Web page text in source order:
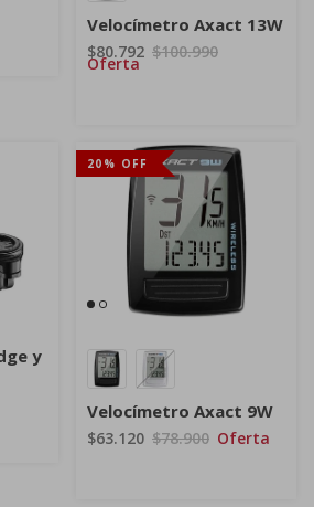
Velocímetro Axact 13W
$80.792 $100.990
Oferta
y
20% OFF
Velocímetro Axact 9W
$63.120 $78.900 Oferta